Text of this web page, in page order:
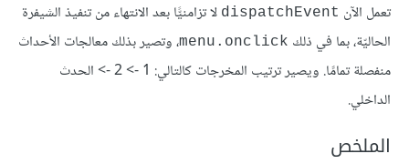
تعمل الآن dispatchEvent لا تزامنيًّا بعد الانتهاء من تنفيذ الشيفرة
الحاليّة، بما في ذلك menu.onclick، وتصير بذلك معالجات الأحداث
منفصلة تمامًا. ويصير ترتيب المخرجات كالتالي: 1 -> 2 -> الحدث
الداخلي.
الملخص